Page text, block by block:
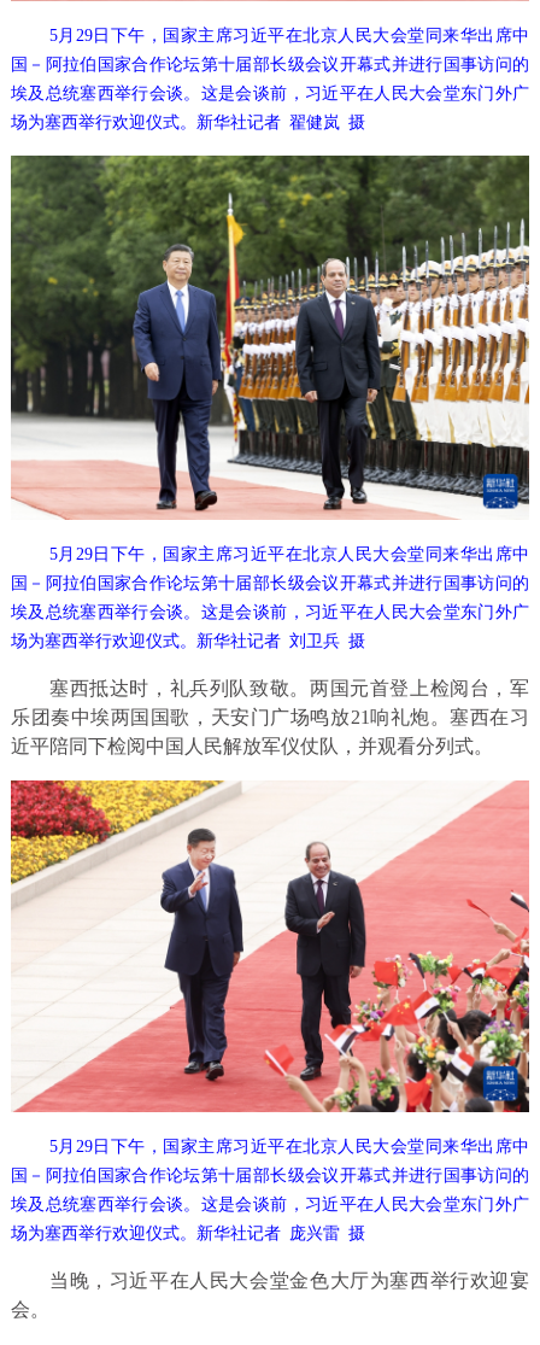
5月29日下午，国家主席习近平在北京人民大会堂同来华出席中
国－阿拉伯国家合作论坛第十届部长级会议开幕式并进行国事访问的
埃及总统塞西举行会谈。这是会谈前，习近平在人民大会堂东门外广
场为塞西举行欢迎仪式。新华社记者 翟健岚 摄
5月29日下午，国家主席习近平在北京人民大会堂同来华出席中
国－阿拉伯国家合作论坛第十届部长级会议开幕式并进行国事访问的
埃及总统塞西举行会谈。这是会谈前，习近平在人民大会堂东门外广
场为塞西举行欢迎仪式。新华社记者 刘卫兵 摄
塞西抵达时，礼兵列队致敬。两国元首登上检阅台，军
乐团奏中埃两国国歌，天安门广场鸣放21响礼炮。塞西在习
近平陪同下检阅中国人民解放军仪仗队，并观看分列式。
5月29日下午，国家主席习近平在北京人民大会堂同来华出席中
国－阿拉伯国家合作论坛第十届部长级会议开幕式并进行国事访问的
埃及总统塞西举行会谈。这是会谈前，习近平在人民大会堂东门外广
场为塞西举行欢迎仪式。新华社记者 庞兴雷 摄
当晚，习近平在人民大会堂金色大厅为塞西举行欢迎宴
会。